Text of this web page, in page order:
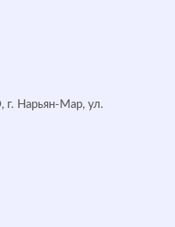
Нарьян-Мар, ул.